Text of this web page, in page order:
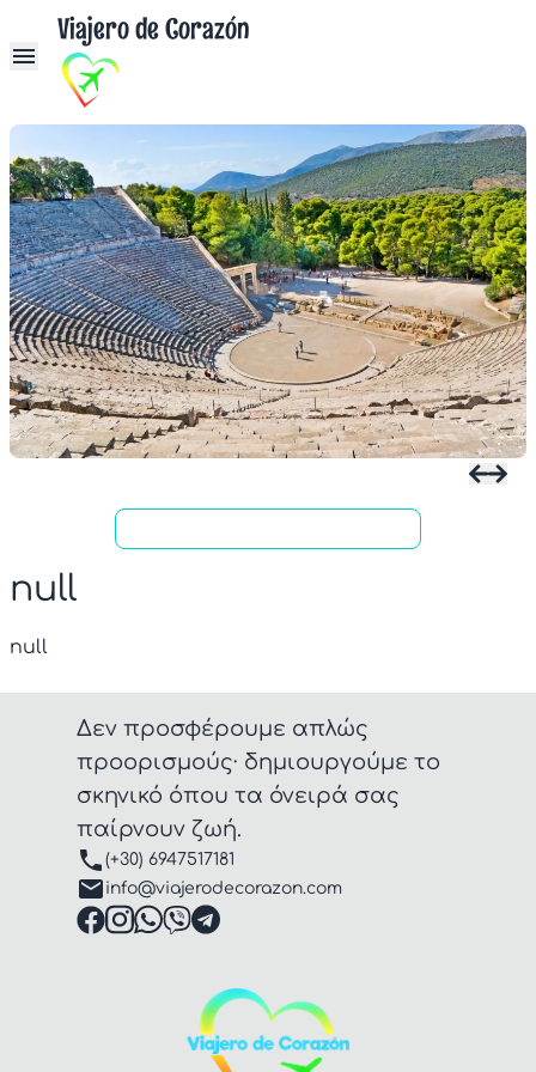
Viajero de Corazón
null
null
Δεν προσφέρουμε απλώς
προορισμούς· δημιουργούμε το
σκηνικό όπου τα όνειρά σας
παίρνουν ζωή.
(+30) 6947517181
info@viajerodecorazon.com